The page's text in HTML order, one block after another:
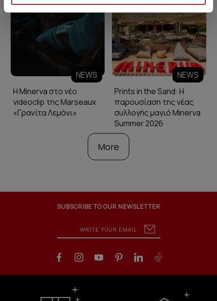
NEWS
Η Minerva στο νέο
videoclip της Marseaux
«Γρανίτα Λεμόνι»
NEWS
Prints in the Sand: Η
παρουσίαση της νέας
συλλογής μαγιό Minerva
Summer 2026
More
SUBSCRIBE TO OUR NEWSLETTER